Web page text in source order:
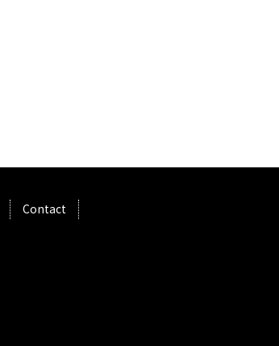
Contact